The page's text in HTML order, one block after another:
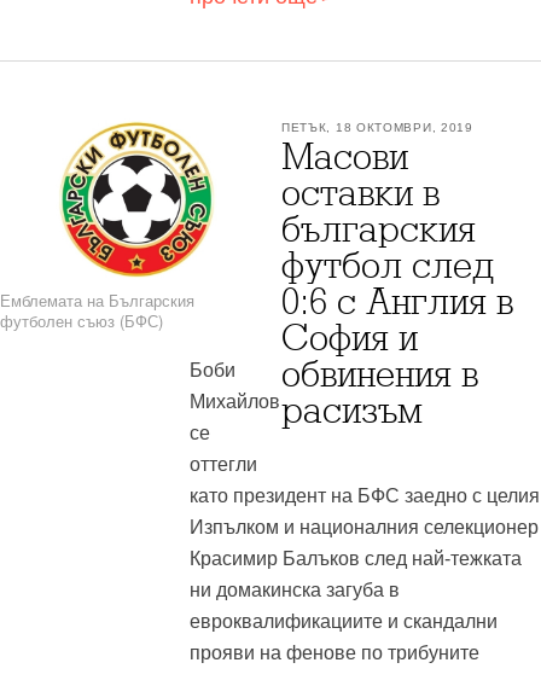
ПЕТЪК, 18 ОКТОМВРИ, 2019
Масови
оставки в
българския
футбол след
0:6 с Англия в
София и
обвинения в
расизъм
Емблемата на Българския
футболен съюз (БФС)
Боби
Михайлов
се
оттегли
като президент на БФС заедно с целия
Изпълком и националния селекционер
Красимир Балъков след най-тежката
ни домакинска загуба в
евроквалификациите и скандални
прояви на фенове по трибуните